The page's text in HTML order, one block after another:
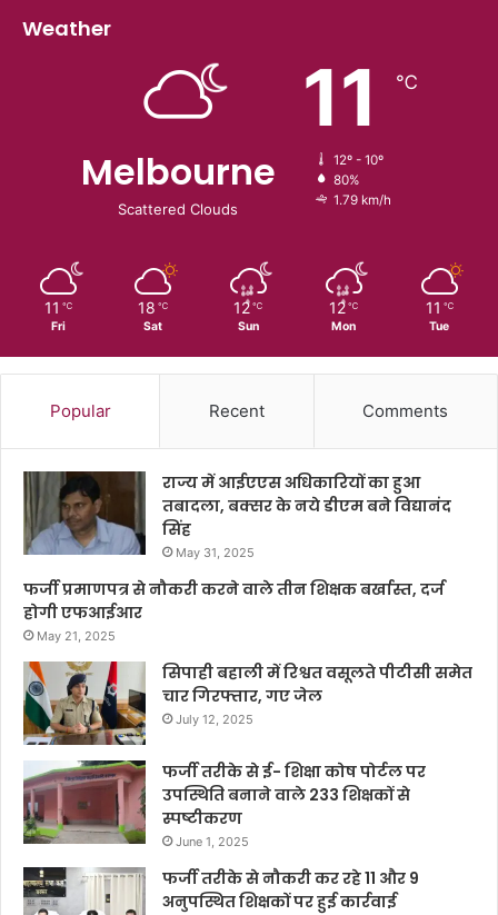
Weather
Melbourne
Scattered Clouds
11 ℃
12º - 10º
80%
1.79 km/h
11 ℃
Fri
18 ℃
Sat
12 ℃
Sun
12 ℃
Mon
11 ℃
Tue
Popular Recent Comments
राज्य में आईएएस अधिकारियों का हुआ
तबादला, बक्सर के नये डीएम बने विद्यानंद
सिंह
May 31, 2025
फर्जी प्रमाणपत्र से नौकरी करने वाले तीन शिक्षक बर्खास्त, दर्ज
होगी एफआईआर
May 21, 2025
सिपाही बहाली में रिश्वत वसूलते पीटीसी समेत
चार गिरफ्तार, गए जेल
July 12, 2025
फर्जी तरीके से ई- शिक्षा कोष पोर्टल पर
उपस्थिति बनाने वाले 233 शिक्षकों से
स्पष्टीकरण
June 1, 2025
फर्जी तरीके से नौकरी कर रहे 11 और 9
अनुपस्थित शिक्षकों पर हुई कार्रवाई